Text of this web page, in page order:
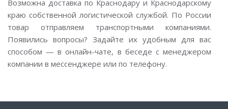
Возможна доставка по Краснодару и Краснодарскому
краю собственной логистической службой. По России
товар отправляем транспортными компаниями.
Появились вопросы? Задайте их удобным для вас
способом — в онлайн-чате, в беседе с менеджером
компании в мессенджере или по телефону.